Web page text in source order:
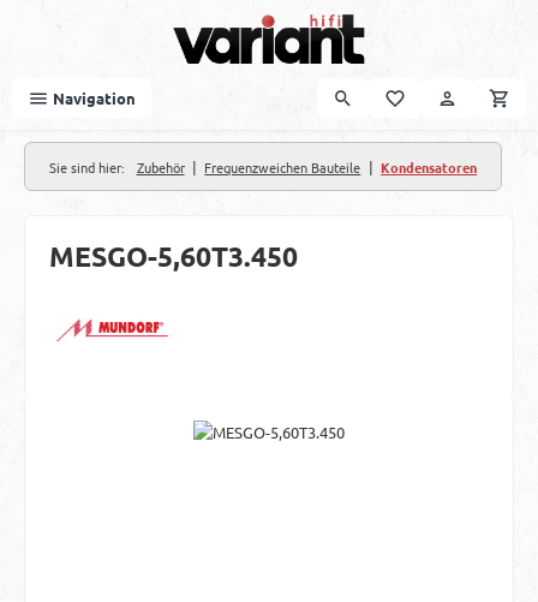
Navigation
Sie sind hier: Zubehör | Frequenzweichen Bauteile | Kondensatoren
MESGO-5,60T3.450
Bildergalerie überspringen